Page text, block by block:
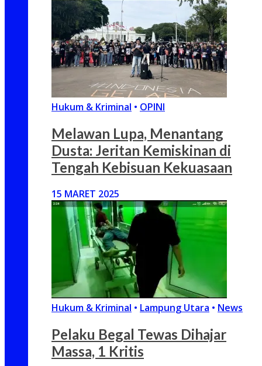
Hukum & Kriminal • OPINI
Melawan Lupa, Menantang
Dusta: Jeritan Kemiskinan di
Tengah Kebisuan Kekuasaan
15 MARET 2025
Hukum & Kriminal • Lampung Utara • News
Pelaku Begal Tewas Dihajar
Massa, 1 Kritis